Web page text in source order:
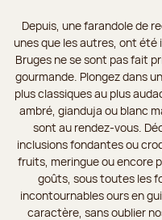
Depuis, une farandole de
unes que les autres, ont
Bruges ne se sont pas fait
gourmande. Plongez dans
plus classiques au plus
ambré, gianduja ou blanc
sont au rendez-vous.
inclusions fondantes ou
fruits, meringue ou encore
goûts, sous toutes les
incontournables ours en
caractère, sans oublier